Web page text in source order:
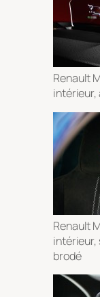
Renault
Renault
intérieur,
brodé